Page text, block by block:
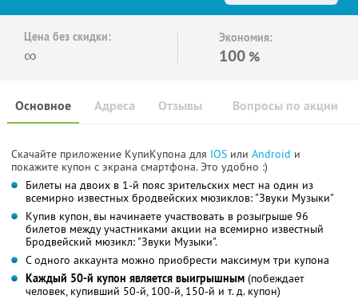
Цена без скидки:
∞
Экономия:
100 %
Основное Отзывы Вопросы по акции
Адреса
Скачайте приложение КупиКупона для IOS или Android и
покажите купон с экрана смартфона. Это удобно :)
Билеты на двоих в 1-й пояс зрительских мест на один из
всемирно известных бродвейских мюзиклов: "Звуки Музыки"
Купив купон, вы начинаете участвовать в розыгрыше 96
билетов между участниками акции на всемирно известный
Бродвейский мюзикл: "Звуки Музыки".
С одного аккаунта можно приобрести максимум три купона
Каждый 50-й купон является выигрышным (побеждает
человек, купивший 50-й, 100-й, 150-й и т. д. купон)